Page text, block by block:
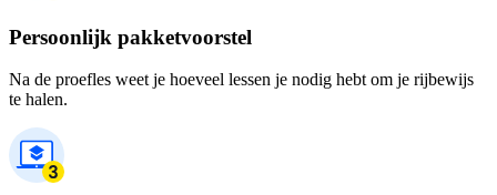
Persoonlijk pakketvoorstel
Na de proefles weet je hoeveel lessen je nodig hebt om je rijbewijs
te halen.